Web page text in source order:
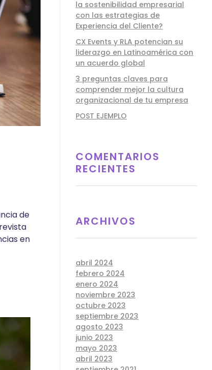
de
en
la sostenibilidad empresarial
con las estrategias de
Experiencia del Cliente?
CX Events y RLA potencian su
liderazgo en Latinoamérica con
un acuerdo global
3 preguntas claves para
comprender mejor la cultura
organizacional de tu empresa
POST EJEMPLO
COMENTARIOS
RECIENTES
ARCHIVOS
abril 2024
febrero 2024
enero 2024
noviembre 2023
octubre 2023
septiembre 2023
agosto 2023
junio 2023
mayo 2023
abril 2023